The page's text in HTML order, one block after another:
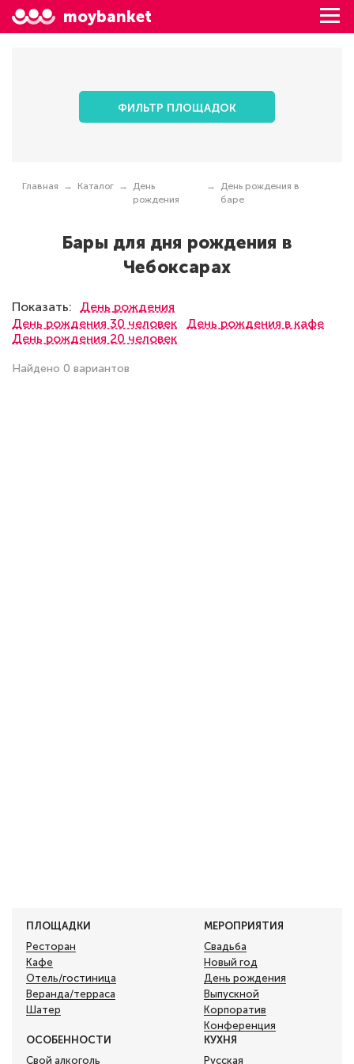
moybanket
ФИЛЬТР ПЛОЩАДОК
Главная Каталог
День
рождения
День рождения в
баре
Бары для дня рождения в
Чебоксарах
Показать:
День рождения
День рождения 30 человек
День рождения в кафе
День рождения 20 человек
Найдено 0 вариантов
ПЛОЩАДКИ
Ресторан
Кафе
Отель/гостиница
Веранда/терраса
Шатер
МЕРОПРИЯТИЯ
Свадьба
Новый год
День рождения
Выпускной
Корпоратив
Конференция
ОСОБЕННОСТИ
Свой алкоголь
КУХНЯ
Русская